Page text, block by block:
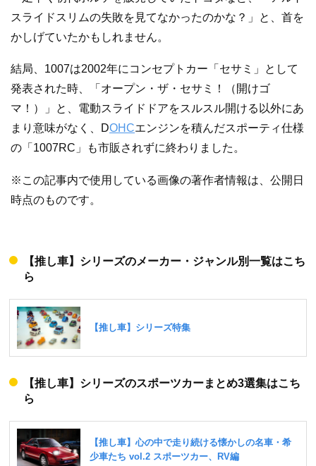
スライドスリムの失敗を見てなかったのかな？」と、首を
かしげていたかもしれません。
結局、1007は2002年にコンセプトカー「セサミ」として
発表された時、「オープン・ザ・セサミ！（開けゴ
マ！）」と、電動スライドドアをスルスル開ける以外にあ
まり意味がなく、DOHCエンジンを積んだスポーティ仕様
の「1007RC」も市販されずに終わりました。
※この記事内で使用している画像の著作者情報は、公開日
時点のものです。
【推し車】シリーズのメーカー・ジャンル別一覧はこち
ら
【推し車】シリーズのスポーツカーまとめ3選集はこち
ら